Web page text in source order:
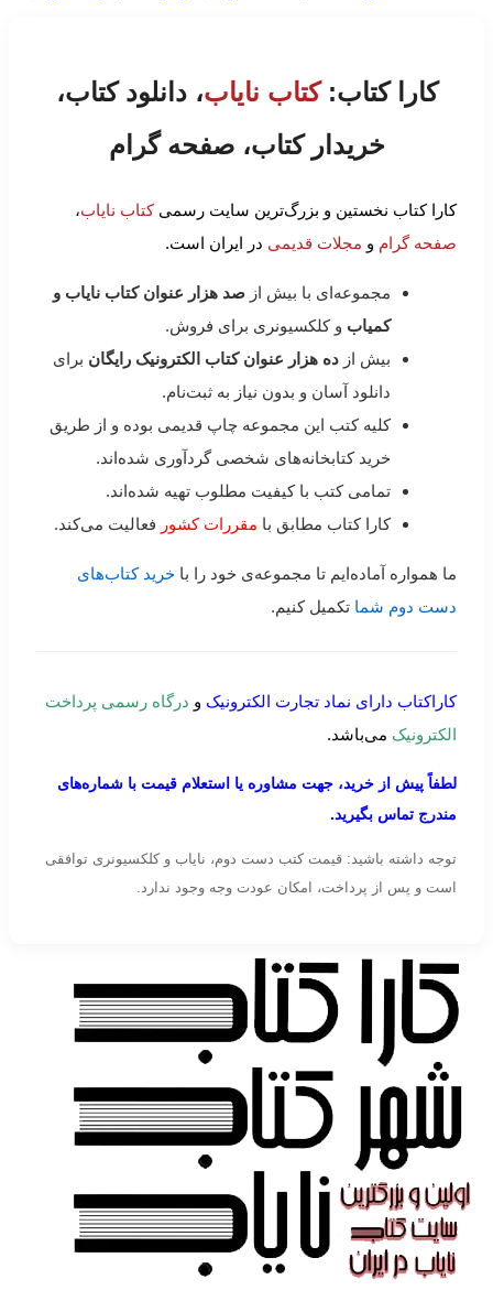
کارا کتاب:کتاب نایاب، دانلود کتاب،
خریدار کتاب، صفحه گرام
کارا کتاب نخستین و بزرگ‌ترین سایت رسمیکتاب نایاب،
صفحه گرام و مجلات قدیمی در ایران است.
مجموعه‌ای با بیش از صد هزار عنوان کتاب نایاب و
کمیاب و کلکسیونری برای فروش.
بیش از ده هزار عنوان کتاب الکترونیک رایگان برای
دانلود آسان و بدون نیاز به ثبت‌نام.
کلیه کتب این مجموعه چاپ قدیمی بوده و از طریق
خرید کتابخانه‌های شخصی گردآوری شده‌اند.
تمامی کتب با کیفیت مطلوب تهیه شده‌اند.
کارا کتاب مطابق با مقررات کشور فعالیت می‌کند.
ما همواره آماده‌ایم تا مجموعه‌ی خود را با خرید کتاب‌های
دست دوم شما تکمیل کنیم.
کاراکتاب دارای نماد تجارت الکترونیک و درگاه رسمی پرداخت
الکترونیک می‌باشد.
لطفاً پیش از خرید، جهت مشاوره یا استعلام قیمت با شماره‌های
مندرج تماس بگیرید.
توجه داشته باشید: قیمت کتب دست دوم، نایاب و کلکسیونری توافقی
است و پس از پرداخت، امکان عودت وجه وجود ندارد.